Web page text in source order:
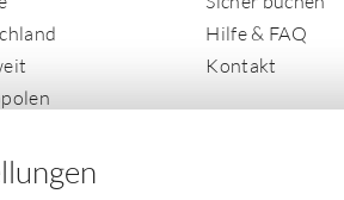
Hilfe & FAQ
Kontakt